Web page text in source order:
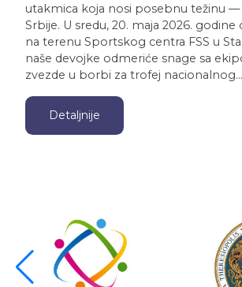
utakmica koja nosi posebnu težinu —
Srbije. U sredu, 20. maja 2026. godine
na terenu Sportskog centra FSS u
naše devojke odmeriće snage sa
zvezde u borbi za trofej nacionalnog…
Detaljnije